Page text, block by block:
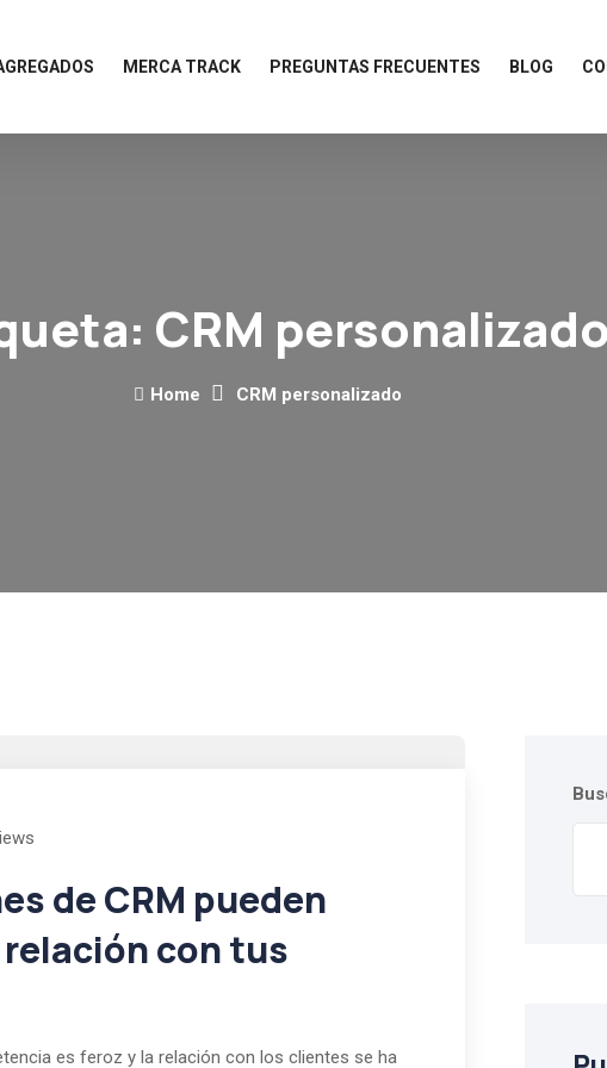
MERCA TRACK PREGUNTAS FRECUENTES BLOG
CRM personalizado
Home CRM personalizado
de CRM pueden
con tus
es feroz y la relación con los clientes se ha